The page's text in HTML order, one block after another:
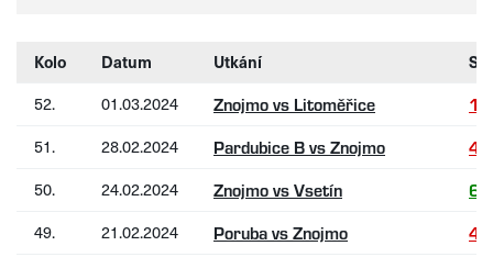
Kolo Datum Utkání
52.
01.03.2024 Znojmo vs Litoměřice 1:3
51. 28.02.2024 Pardubice B vs Znojmo 4:2
50. 24.02.2024 Znojmo vs Vsetín 6:3
49. 21.02.2024 Poruba vs Znojmo 4:1